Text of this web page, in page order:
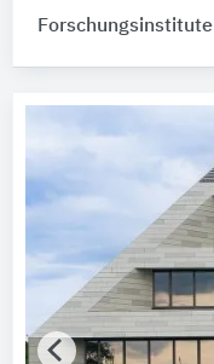
Forschungsinstitute